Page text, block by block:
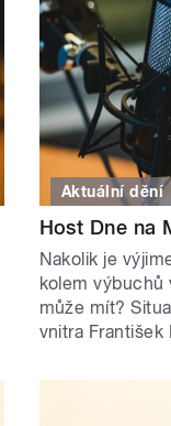
Aktuální dění
Host Dne na
Nakolik je
kolem výbuchů
může mít?
vnitra František